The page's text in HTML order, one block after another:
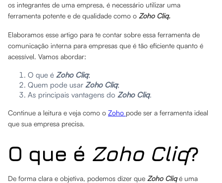
os integrantes de uma empresa, é necessário utilizar uma
ferramenta potente e de qualidade como o Zoho Cliq.
Elaboramos esse artigo para te contar sobre essa ferramenta de
comunicação interna para empresas que é tão eficiente quanto é
acessível. Vamos abordar:
O que é Zoho Cliq;
Quem pode usar Zoho Cliq;
As principais vantagens do Zoho Cliq.
Continue a leitura e veja como o Zoho pode ser a ferramenta ideal
que sua empresa precisa.
O que é Zoho Cliq?
De forma clara e objetiva, podemos dizer que Zoho Cliqé uma